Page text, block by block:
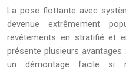
La pose flottante avec
devenue extrêmement
revêtements en stratifié et
présente plusieurs
un démontage facile si